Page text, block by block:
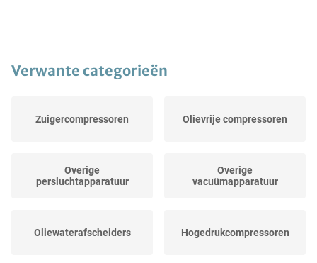
Verwante categorieën
Zuigercompressoren Olievrije compressoren
Overige
persluchtapparatuur
Overige
vacuümapparatuur
Oliewaterafscheiders Hogedrukcompressoren